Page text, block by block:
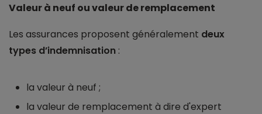
Valeur à neuf ou valeur de remplacement
Les assurances proposent généralement deux
types d’indemnisation :
la valeur à neuf ;
la valeur de remplacement à dire d'expert